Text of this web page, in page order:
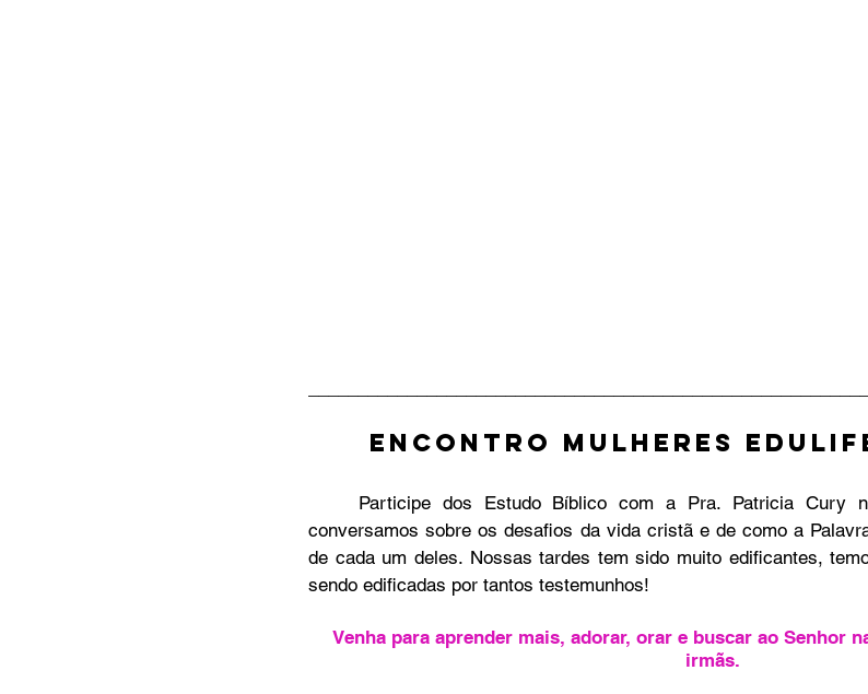
ENCONTRO MULHERES
conversamos sobre os desafios da vida cristã e de como a
de cada um deles. Nossas tardes tem sido muito edificantes,
sendo edificadas por tantos testemunhos!
Venha para aprender mais, adorar, orar e buscar ao Senhor
irmãs.